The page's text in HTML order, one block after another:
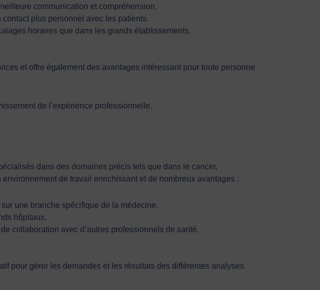
communication et compréhension.
plus personnel avec les patients.
horaires que dans les grands établissements.
et offre également des avantages intéressant pour toute personne
de l’expérience professionnelle.
dans des domaines précis tels que dans le cancer,
environnement de travail enrichissant et de nombreux avantages :
une branche spécifique de la médecine.
hôpitaux.
collaboration avec d’autres professionnels de santé.
pour gérer les demandes et les résultats des différentes analyses